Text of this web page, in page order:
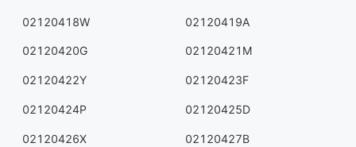
02120418W 02120419A
02120420G 02120421M
02120422Y 02120423F
02120424P 02120425D
02120426X 02120427B